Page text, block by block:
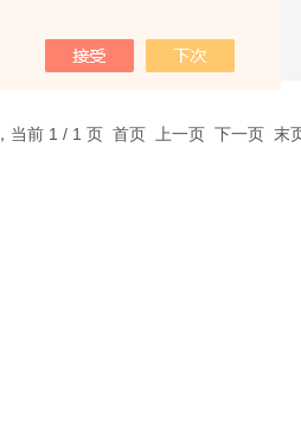
当前 1 / 1 页 首页 上一页 下一页 末